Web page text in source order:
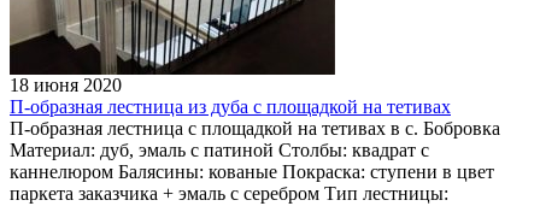
18 июня 2020
П-образная лестница из дуба с площадкой на тетивах
П-образная лестница с площадкой на тетивах в с. Бобровка
Материал: дуб, эмаль с патиной Столбы: квадрат с
каннелюром Балясины: кованые Покраска: ступени в цвет
паркета заказчика + эмаль с серебром Тип лестницы: